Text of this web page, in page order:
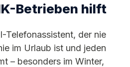
Betrieben hilft
Telefonassistent, der nie
im Urlaub ist und jeden
– besonders im Winter,